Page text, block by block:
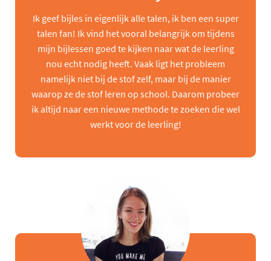
Ik geef bijles in eigenlijk alle talen, ik ben een super
talen fan! Ik vind het vooral belangrijk om tijdens
mijn bijlessen goed te kijken naar wat de leerling
nou echt nodig heeft. Vaak ligt het probleem
namelijk niet bij de stof zelf, maar bij de manier
waarop ze de stof leren op school. Daarom probeer
ik altijd naar een nieuwe methode te zoeken die wel
werkt voor de leerling!